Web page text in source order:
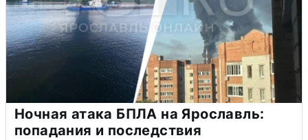
Ночная атака БПЛА на Ярославль:
попадания и последствия